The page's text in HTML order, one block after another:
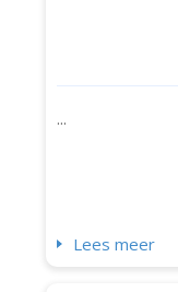
...
Lees meer